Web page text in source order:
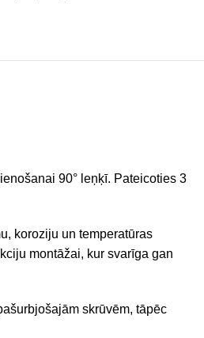
90° leņķī. Pateicoties 3
koroziju un temperatūras
montāžai, kur svarīga gan
skrūvēm, tāpēc